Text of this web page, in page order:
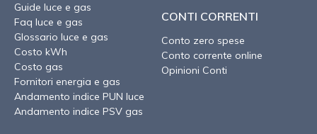
Guide luce e gas
Faq luce e gas
Glossario luce e gas
Costo kWh
Costo gas
Fornitori energia e gas
Andamento indice PUN luce
Andamento indice PSV gas
CONTI CORRENTI
Conto zero spese
Conto corrente online
Opinioni Conti